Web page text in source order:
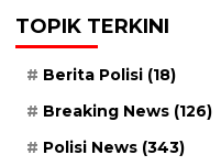
TOPIK TERKINI
Berita Polisi (18)
Breaking News (126)
Polisi News (343)